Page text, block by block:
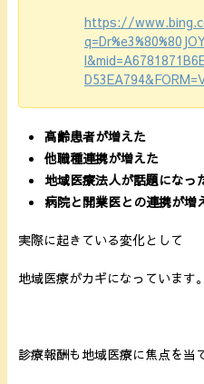
https://
高齢患者が増えた
他職種連携が増えた
地域医療法人が話題になっ
病院と開業医との連携が増
実際に起きている変化として
地域医療がカギになっています。
診療報酬も地域医療に焦点を当